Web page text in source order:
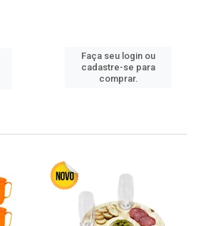
Faça seu login ou
cadastre-se para
comprar.